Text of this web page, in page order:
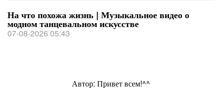
На что похожа жизнь | Музыкальное видео о
модном танцевальном искусстве
07-08-2026 05:43
Автор: Привет всем!^^